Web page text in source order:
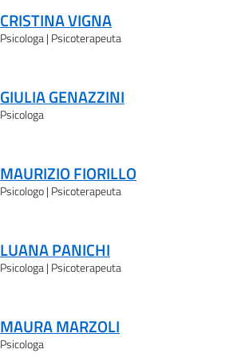
CRISTINA VIGNA
Psicologa | Psicoterapeuta
GIULIA GENAZZINI
Psicologa
MAURIZIO FIORILLO
Psicologo | Psicoterapeuta
LUANA PANICHI
Psicologa | Psicoterapeuta
MAURA MARZOLI
Psicologa